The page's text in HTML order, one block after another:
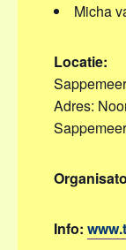
Micha
Locatie:
Adres:
Sappemeer
Info: